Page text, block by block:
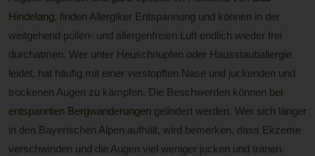
Hindelang, finden Allergiker Entspannung und können in der
weitgehend pollen- und allergenfreien Luft endlich wieder frei
durchatmen. Wer unter Heuschnupfen oder Hausstauballergie
leidet, hat häufig mit einer verstopften Nase und juckenden und
trockenen Augen zu kämpfen. Die Beschwerden können bei
entspannten Bergwanderungen gelindert werden. Wer sich länger
in den Bayerischen Alpen aufhält, wird bemerken, dass Ekzeme
verschwinden und die Augen viel weniger jucken und tränen.